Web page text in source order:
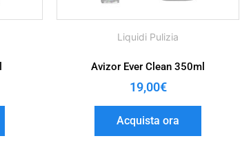
Liquidi Pulizia
Avizor Ever Clean 350ml
19,00€
Acquista ora